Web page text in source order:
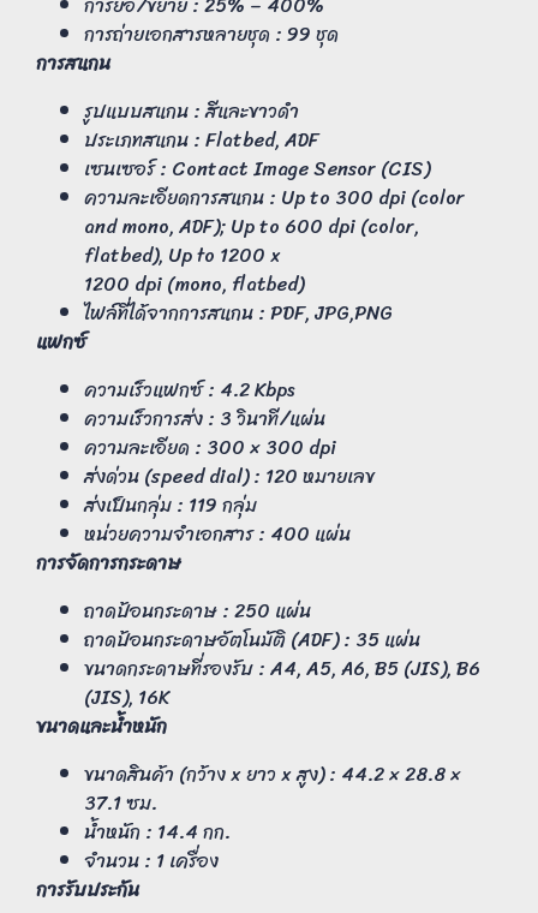
การถ่ายเอกสารหลายชุด : 99 ชุด
การสแกน
รูปแบบสแกน : สีและขาวดำ
ประเภทสแกน : Flatbed, ADF
เซนเซอร์ : Contact Image Sensor (CIS)
ความละเอียดการสแกน : Up to 300 dpi (color
and mono, ADF); Up to 600 dpi (color,
flatbed), Up to 1200 x
1200 dpi (mono, flatbed)
ไฟล์ที่ได้จากการสแกน : PDF, JPG,PNG
แฟกซ์
ความเร็วแฟกซ์ : 4.2 Kbps
ความเร็วการส่ง : 3 วินาที/แผ่น
ความละเอียด : 300 × 300 dpi
ส่งด่วน (speed dial) : 120 หมายเลข
ส่งเป็นกลุ่ม : 119 กลุ่ม
หน่วยความจำเอกสาร : 400 แผ่น
การจัดการกระดาษ
ถาดป้อนกระดาษ : 250 แผ่น
ถาดป้อนกระดาษอัตโนมัติ (ADF) : 35 แผ่น
ขนาดกระดาษที่รองรับ : A4, A5, A6, B5 (JIS), B6
(JIS), 16K
ขนาดและน้ำหนัก
ขนาดสินค้า (กว้าง x ยาว x สูง) : 44.2 × 28.8 ×
37.1 ซม.
น้ำหนัก : 14.4 กก.
จำนวน : 1 เครื่อง
การรับประกัน